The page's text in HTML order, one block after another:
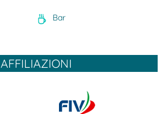
Bar
AFFILIAZIONI